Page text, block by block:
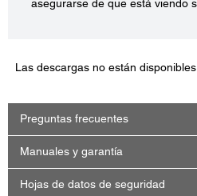
asegurarse de que está viendo
Las descargas no están
Preguntas frecuentes
Manuales y garantía
Hojas de datos de seguridad